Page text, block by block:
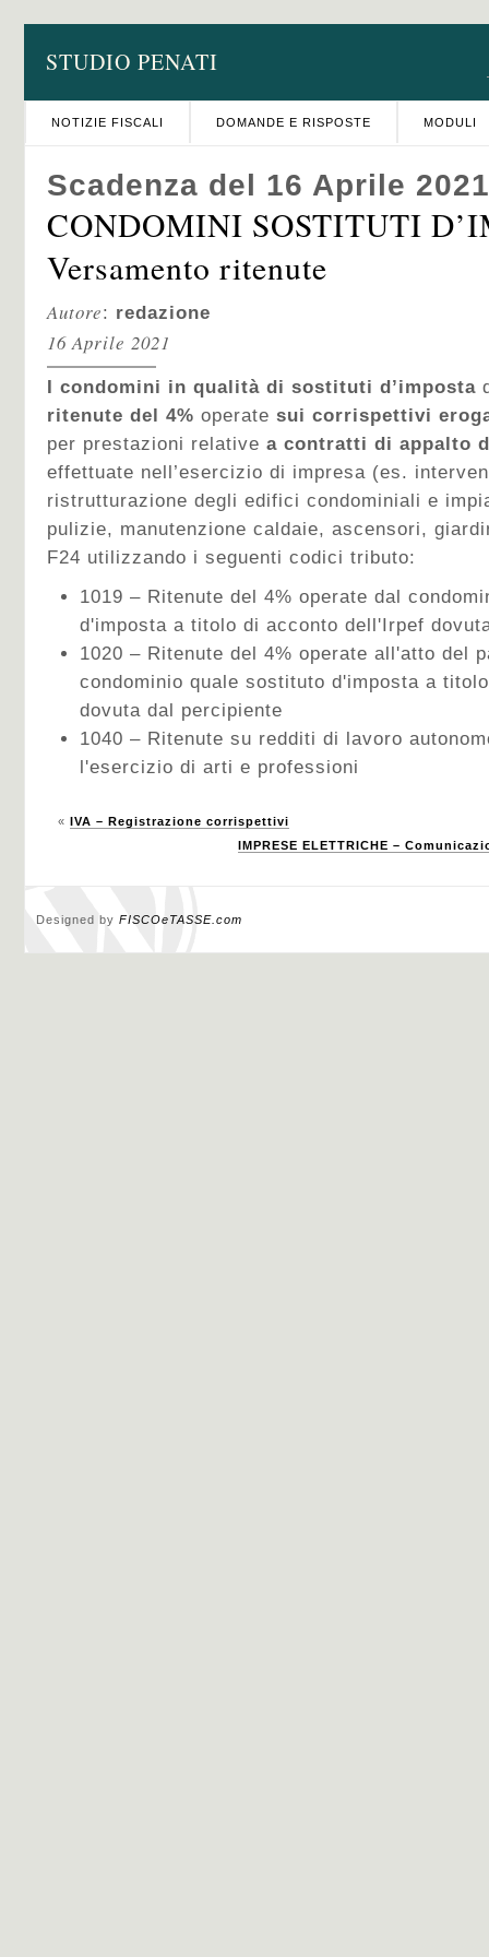
STUDIO PENATI
NOTIZIE FISCALI DOMANDE E RISPOSTE MODULI
Scadenza del 16 Aprile 2021
CONDOMINI SOSTITUTI
Versamento ritenute
Autore: redazione
16 Aprile 2021
I condomini in qualità di sostituti d’imposta
ritenute del 4% operate sui corrispettivi
per prestazioni relative a contratti di appalto
effettuate nell’esercizio di impresa (es.
ristrutturazione degli edifici condominiali e
pulizie, manutenzione caldaie, ascensori,
F24 utilizzando i seguenti codici tributo:
1019 – Ritenute del 4% operate dal
d'imposta a titolo di acconto dell'Irpef
1020 – Ritenute del 4% operate all'atto del
condominio quale sostituto d'imposta a
dovuta dal percipiente
1040 – Ritenute su redditi di lavoro
l'esercizio di arti e professioni
« IVA – Registrazione corrispettivi
IMPRESE ELETTRICHE –
Designed by FISCOeTASSE.com